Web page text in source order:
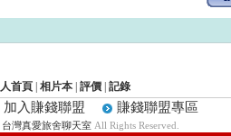
首頁 相片本 評價 記錄
加入賺錢聯盟 賺錢聯盟專區
台灣真愛旅舍聊天室 All Rights Reserved.